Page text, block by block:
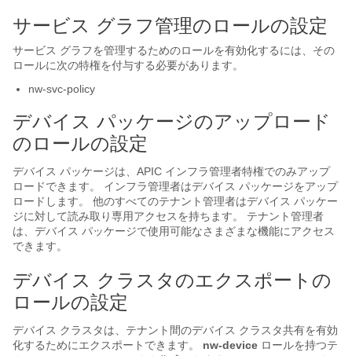
サービス グラフ管理のロールの設定
サービス グラフを管理するためのロールを有効化するには、その
ロールに次の特権を付与する必要があります。
nw-svc-policy
デバイス パッケージのアップロード
のロールの設定
デバイス パッケージは、APIC インフラ管理者特権でのみアップ
ロードできます。 インフラ管理者はデバイス パッケージをアップ
ロードします。 他のすべてのテナント管理者はデバイス パッケー
ジに対して読み取り専用アクセスを持ちます。 テナント管理者
は、デバイス パッケージで使用可能なさまざまな機能にアクセス
できます。
デバイス クラスタのエクスポートの
ロールの設定
デバイス クラスタは、テナント間のデバイス クラスタ共有を有効
化するためにエクスポートできます。 nw-device ロールを持つテ